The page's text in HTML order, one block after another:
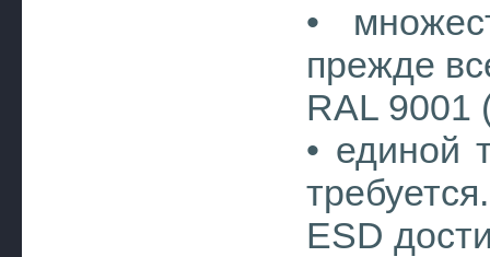
•
прежде
RAL 9001
• единой
ESD